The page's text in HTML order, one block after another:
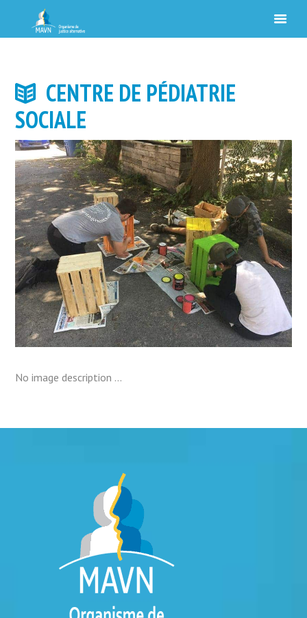
CENTRE DE PÉDIATRIE
SOCIALE
No image description ...